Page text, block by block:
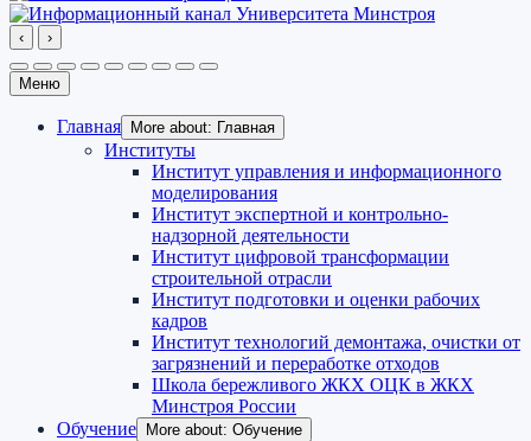
‹ ›
Меню
Главная More about: Главная
Институты
Институт управления и информационного
моделирования
Институт экспертной и контрольно-
надзорной деятельности
Институт цифровой трансформации
строительной отрасли
Институт подготовки и оценки рабочих
кадров
Институт технологий демонтажа, очистки от
загрязнений и переработке отходов
Школа бережливого ЖКХ ОЦК в ЖКХ
Минстроя России
Обучение
More about: Обучение